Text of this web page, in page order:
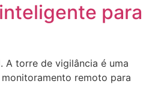
para
A torre de vigilância é uma
remoto para